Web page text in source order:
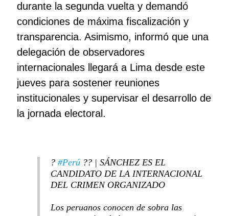
durante la segunda vuelta y demandó
condiciones de máxima fiscalización y
transparencia. Asimismo, informó que una
delegación de observadores
internacionales llegará a Lima desde este
jueves para sostener reuniones
institucionales y supervisar el desarrollo de
la jornada electoral.
? #Perú?? | SÁNCHEZ ES EL
CANDIDATO DE LA INTERNACIONAL
DEL CRIMEN ORGANIZADO
Los peruanos conocen de sobra las